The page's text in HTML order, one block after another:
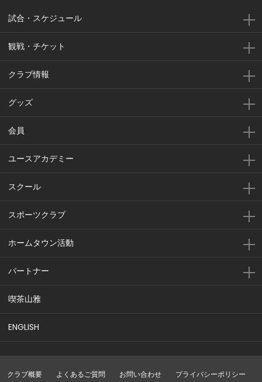
試合・スケジュール
観戦・チケット
クラブ情報
グッズ
会員
ユースアカデミー
スクール
スポーツクラブ
ホームタウン活動
パートナー
喫茶山雅
ENGLISH
クラブ概要 よくあるご質問 お問い合わせ プライバシーポリシー